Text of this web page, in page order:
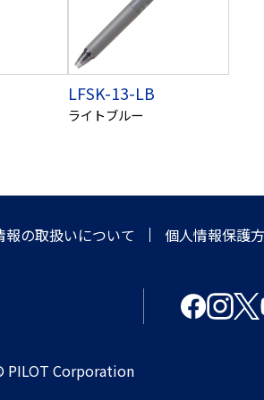
LFSK-13-LB
ライトブルー
報の取扱いについて 個人情報保護
PILOT Corporation